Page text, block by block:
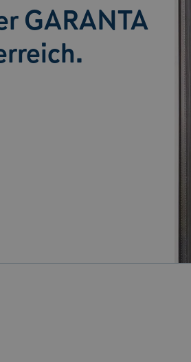
GARANTA